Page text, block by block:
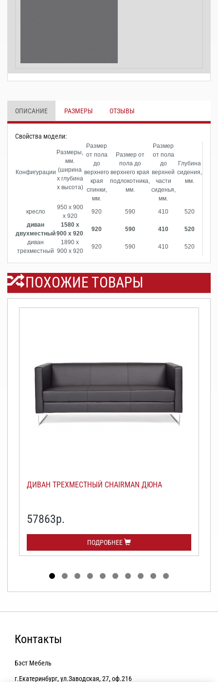
ОПИСАНИЕ РАЗМЕРЫ ОТЗЫВЫ
Cвойства модели:
Конфигурации
Размеры,
мм.
(ширина
х глубина
х высота)
Размер
от пола
до
верхнего
края
спинки,
мм.
Размер от
пола до
верхнего края
подлокотника,
мм.
Размер
от пола
до
верхней
части
сиденья,
мм.
Глубина
сидения,
мм.
кресло
950 х 900
х 920
920 590 410
520
диван
двухместный
1580 х
900 х 920
920 590 410
520
диван
трехместный
1890 х
900 х 920
920 590 410 520
ПОХОЖИЕ ТОВАРЫ
ДИВАН ТРЕХМЕСТНЫЙ CHAIRMAN ДЮНА
57863р.
ПОДРОБНЕЕ
Контакты
Бэст Мебель
г.Екатеринбург, ул.Заводская, 27, оф.216